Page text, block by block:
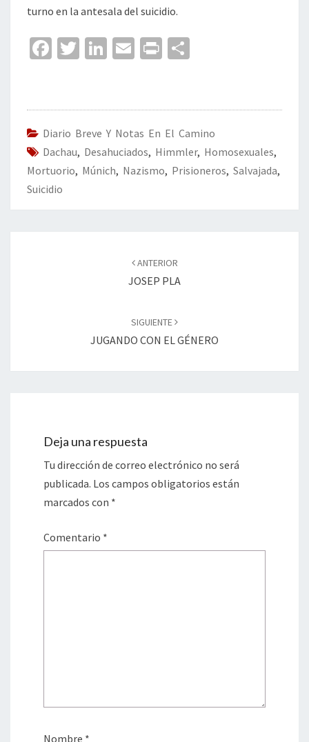
turno en la antesala del suicidio.
Fa
o
o
k
T
er
Li
dI
n
E
l
Pr
p
ar
tir
Diario Breve Y Notas En El Camino
Dachau, Desahuciados, Himmler, Homosexuales,
Mortuorio, Múnich, Nazismo, Prisioneros, Salvajada,
Suicidio
ANTERIOR
JOSEP PLA
SIGUIENTE
JUGANDO CON EL GÉNERO
Deja una respuesta
Tu dirección de correo electrónico no será
publicada. Los campos obligatorios están
marcados con *
Comentario *
Nombre *